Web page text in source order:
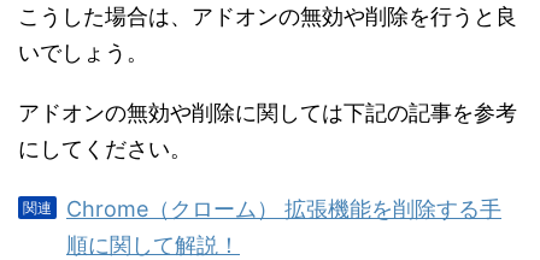
こうした場合は、アドオンの無効や削除を行うと良
いでしょう。
アドオンの無効や削除に関しては下記の記事を参考
にしてください。
Chrome（クローム） 拡張機能を削除する手
順に関して解説！